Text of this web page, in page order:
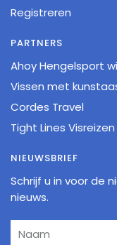
Registreren
PARTNERS
Ahoy Hengelsport
Vissen met
Cordes Travel
Tight Lines Visreizen
NIEUWSBRIEF
Schrijf u in voor de
nieuws.